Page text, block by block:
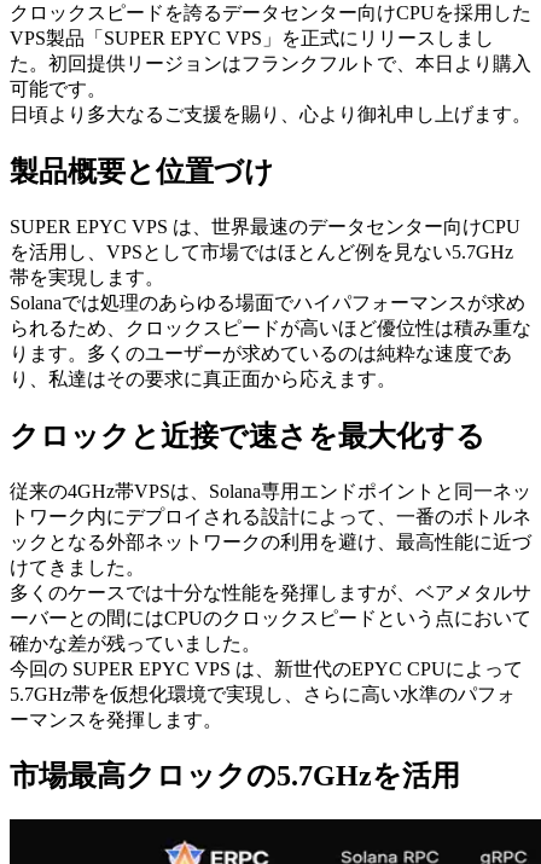
クロックスピードを誇るデータセンター向けCPUを採用した
VPS製品「SUPER EPYC VPS」を正式にリリースしまし
た。初回提供リージョンはフランクフルトで、本日より購入
可能です。
日頃より多大なるご支援を賜り、心より御礼申し上げます。
製品概要と位置づけ
SUPER EPYC VPS は、世界最速のデータセンター向けCPU
を活用し、VPSとして市場ではほとんど例を見ない5.7GHz
帯を実現します。
Solanaでは処理のあらゆる場面でハイパフォーマンスが求め
られるため、クロックスピードが高いほど優位性は積み重な
ります。多くのユーザーが求めているのは純粋な速度であ
り、私達はその要求に真正面から応えます。
クロックと近接で速さを最大化する
従来の4GHz帯VPSは、Solana専用エンドポイントと同一ネッ
トワーク内にデプロイされる設計によって、一番のボトルネ
ックとなる外部ネットワークの利用を避け、最高性能に近づ
けてきました。
多くのケースでは十分な性能を発揮しますが、ベアメタルサ
ーバーとの間にはCPUのクロックスピードという点において
確かな差が残っていました。
今回の SUPER EPYC VPS は、新世代のEPYC CPUによって
5.7GHz帯を仮想化環境で実現し、さらに高い水準のパフォ
ーマンスを発揮します。
市場最高クロックの5.7GHzを活用